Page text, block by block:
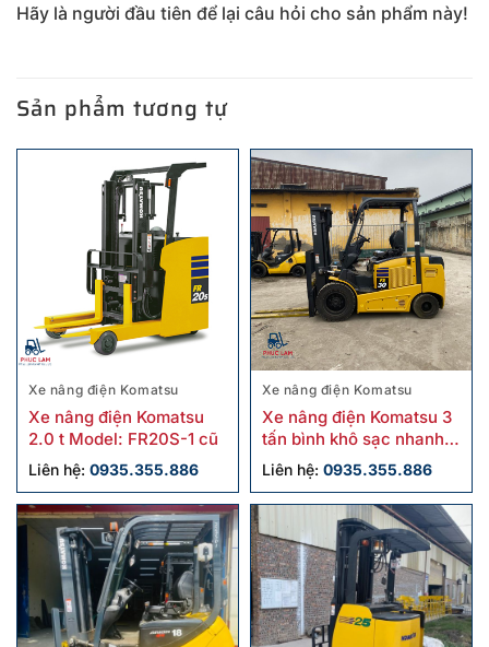
Hãy là người đầu tiên để lại câu hỏi cho sản phẩm này!
Sản phẩm tương tự
Xe nâng điện Komatsu
Xe nâng điện Komatsu
2.0 t Model: FR20S-1 cũ
Liên hệ: 0935.355.886
Xe nâng điện Komatsu
Xe nâng điện Komatsu 3
tấn bình khô sạc nhanh
FE30-1 cũ
Liên hệ: 0935.355.886